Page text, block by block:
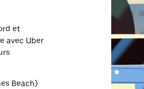
et
avec Uber
Beach)